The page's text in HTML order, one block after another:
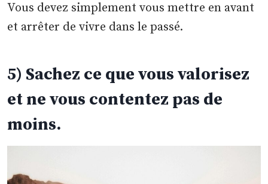
Vous devez simplement vous mettre en avant
et arrêter de vivre dans le passé.
5) Sachez ce que vous valorisez
et ne vous contentez pas de
moins.